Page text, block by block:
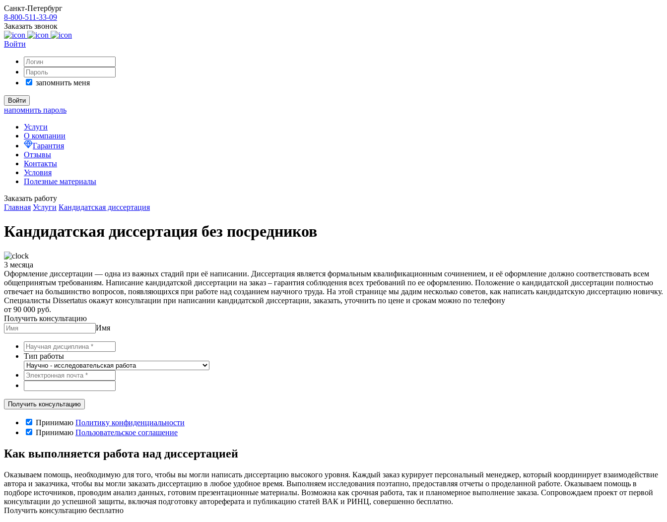
Санкт-Петербург
8-800-511-33-09
Заказать звонок
Войти
запомнить меня
напомнить пароль
Услуги
О компании
Гарантия
Отзывы
Контакты
Условия
Полезные материалы
Заказать работу
Главная Услуги Кандидатская диссертация
Кандидатская диссертация без посредников
3 месяца
Оформление диссертации — одна из важных стадий при её написании. Диссертация является формальным квалификационным сочинением, и её оформление должно соответствовать всем
общепринятым требованиям. Написание кандидатской диссертации на заказ – гарантия соблюдения всех требований по ее оформлению. Положение о кандидатской диссертации полностью
отвечает на большинство вопросов, появляющихся при работе над созданием научного труда. На этой странице мы дадим несколько советов, как написать кандидатскую диссертацию новичку.
Специалисты Dissertatus окажут консультации при написании кандидатской диссертации, заказать, уточнить по цене и срокам можно по телефону
от 90 000 руб.
Получить консультацию
Имя
Тип работы
Принимаю Политику конфиденциальности
Принимаю Пользовательское соглашение
Как выполняется работа над диссертацией
Оказываем помощь, необходимую для того, чтобы вы могли написать диссертацию высокого уровня. Каждый заказ курирует персональный менеджер, который координирует взаимодействие
автора и заказчика, чтобы вы могли заказать диссертацию в любое удобное время. Выполняем исследования поэтапно, предоставляя отчеты о проделанной работе. Оказываем помощь в
подборе источников, проводим анализ данных, готовим презентационные материалы. Возможна как срочная работа, так и планомерное выполнение заказа. Сопровождаем проект от первой
консультации до успешной защиты, включая подготовку автореферата и публикацию статей ВАК и РИНЦ, совершенно бесплатно.
Получить консультацию бесплатно